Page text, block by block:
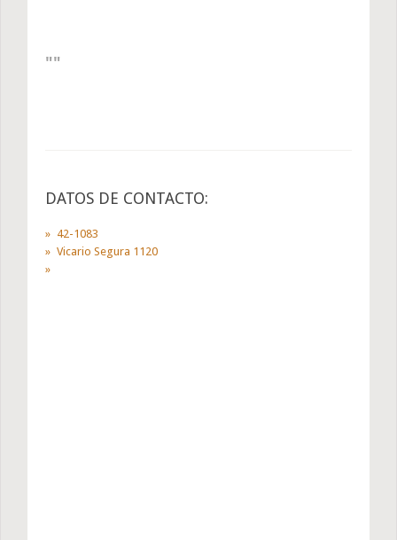
DATOS DE CONTACTO:
42-1083
Vicario Segura 1120